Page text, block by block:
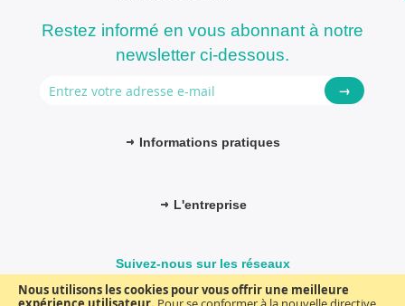
Nous utilisons les cookies pour vous offrir une meilleure
Restez informé en vous abonnant à notre
newsletter ci-dessous.
→
Informations pratiques
L'entreprise
Suivez-nous sur les réseaux